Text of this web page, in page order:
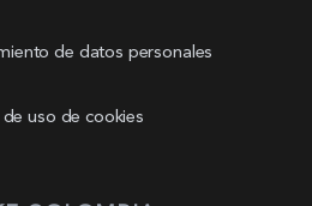
de datos personales
de uso de cookies